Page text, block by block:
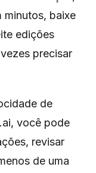
minutos, baixe
edições
precisar
de
você pode
revisar
de uma